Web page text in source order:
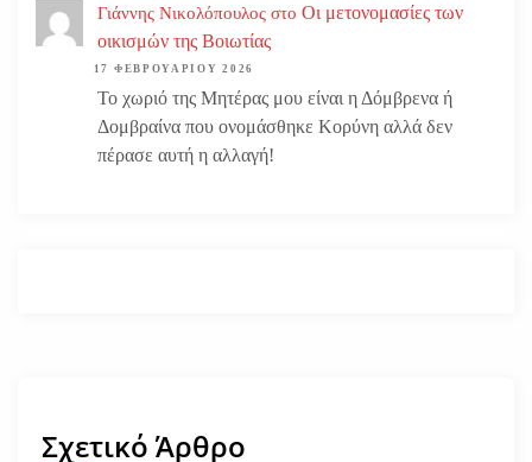
Γιάννης Νικολόπουλος στο Οι μετονομασίες των
οικισμών της Βοιωτίας
17 ΦΕΒΡΟΥΑΡΊΟΥ 2026
Το χωριό της Μητέρας μου είναι η Δόμβρενα ή
Δομβραίνα που ονομάσθηκε Κορύνη αλλά δεν
πέρασε αυτή η αλλαγή!
Σχετικό Άρθρο